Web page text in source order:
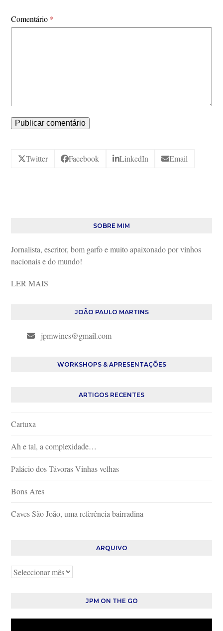
Comentário *
Twitter Facebook LinkedIn Email
SOBRE MIM
Jornalista, escritor, bom garfo e muito apaixonado por vinhos
nacionais e do mundo!
LER MAIS
JOÃO PAULO MARTINS
jpmwines@gmail.com
WORKSHOPS & APRESENTAÇÕES
ARTIGOS RECENTES
Cartuxa
Ah e tal, a complexidade…
Palácio dos Távoras Vinhas velhas
Bons Ares
Caves São João, uma referência bairradina
ARQUIVO
Arquivo
JPM ON THE GO